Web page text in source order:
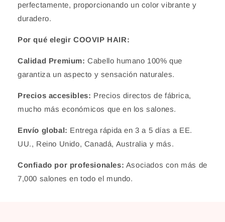
perfectamente, proporcionando un color vibrante y
duradero.
Por qué elegir COOVIP HAIR:
Calidad Premium: Cabello humano 100% que
garantiza un aspecto y sensación naturales.
Precios accesibles: Precios directos de fábrica,
mucho más económicos que en los salones.
Envío global: Entrega rápida en 3 a 5 días a EE.
UU., Reino Unido, Canadá, Australia y más.
Confiado por profesionales: Asociados con más de
7,000 salones en todo el mundo.